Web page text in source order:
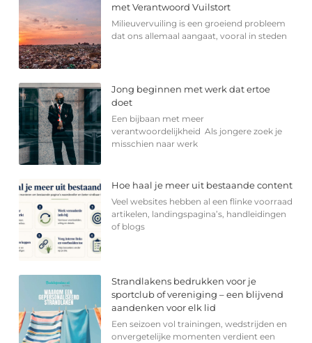
met Verantwoord Vuilstort
Milieuvervuiling is een groeiend probleem
dat ons allemaal aangaat, vooral in steden
Jong beginnen met werk dat ertoe
doet
Een bijbaan met meer
verantwoordelijkheid Als jongere zoek je
misschien naar werk
Hoe haal je meer uit bestaande content
Veel websites hebben al een flinke voorraad
artikelen, landingspagina’s, handleidingen
of blogs
Strandlakens bedrukken voor je
sportclub of vereniging – een blijvend
aandenken voor elk lid
Een seizoen vol trainingen, wedstrijden en
onvergetelijke momenten verdient een